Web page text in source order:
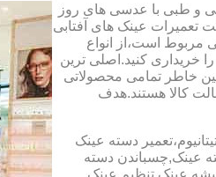
و طبی با عدسی های روز
وقت تعمیرات عینک های آفتابی
مربوط است،از انواع
خریداری کنید.اصلی ترین
خاطر تمامی محصولاتی
کالا هستند.هدف
دسته عینک
عینک,چسباندن دسته
عینک,تنظیم عینک